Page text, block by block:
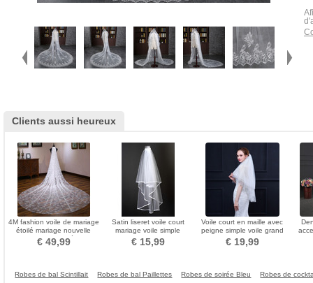
Clients aussi heureux
4M fashion voile de mariage
étoilé mariage nouvelle
voile de mariée
€ 49,99
Satin liseret voile court
mariage voile simple
€ 15,99
Voile court en maille avec
peigne simple voile grand
voile accessoires de
mariage voile
€ 19,99
Robes de bal Scintillait Robes de bal Paillettes Robes de soirée Bleu Robes de